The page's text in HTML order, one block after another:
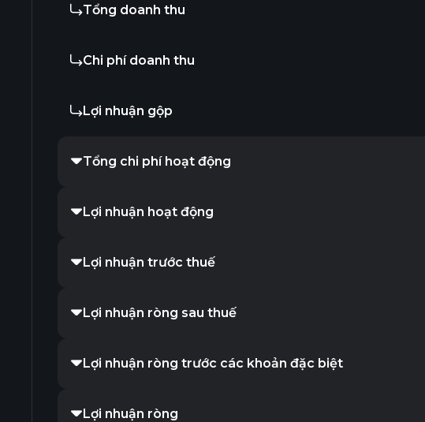
Tổng doanh thu
Chi phí doanh thu
Lợi nhuận gộp
Tổng chi phí hoạt động
Lợi nhuận hoạt động
Lợi nhuận trước thuế
Lợi nhuận ròng sau thuế
Lợi nhuận ròng trước các khoản đặc biệt
Lợi nhuận ròng